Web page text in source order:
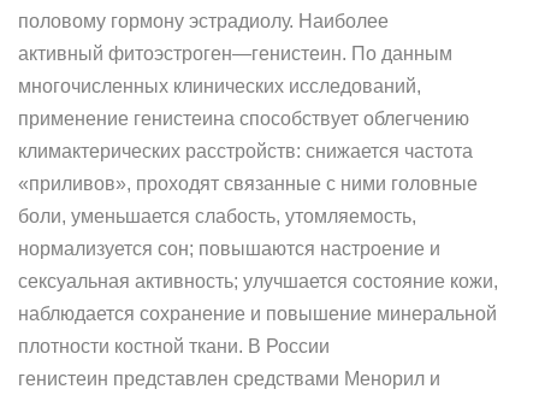
половому гормону эстрадиолу. Наиболее
активный фитоэстроген—генистеин. По данным
многочисленных клинических исследований,
применение генистеина способствует облегчению
климактерических расстройств: снижается частота
«приливов», проходят связанные с ними головные
боли, уменьшается слабость, утомляемость,
нормализуется сон; повышаются настроение и
сексуальная активность; улучшается состояние кожи,
наблюдается сохранение и повышение минеральной
плотности костной ткани. В России
генистеин представлен средствами Менорил и